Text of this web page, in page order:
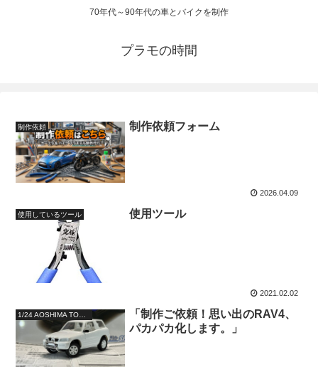
70年代～90年代の車とバイクを制作
プラモの時間
制作依頼 制作依頼フォーム
2026.04.09
使用しているツール 使用ツール
2021.02.02
1/24 AOSHIMA TOYOTA RAV4 '94
「制作ご依頼！思い出のRAV4、
パカパカ化します。」